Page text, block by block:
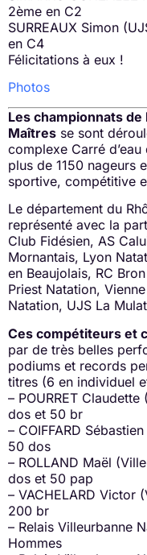
2ème en C2
SURREAUX Simon
en C4
Félicitations à eux !
Photos
Les championnats de
Maîtres se sont
complexe Carré
plus de 1150 nageurs
sportive, compétitive
Le département du
représenté avec la
Club Fidésien, AS
Mornantais, Lyon
en Beaujolais, RC
Priest Natation,
Natation, UJS La
Ces compétiteurs et
par de très belles
podiums et records
titres (6 en individuel
– POURRET
dos et 50 br
– COIFFARD
50 dos
– ROLLAND Maël
dos et 50 pap
– VACHELARD Victor
200 br
– Relais Villeurbanne
Hommes